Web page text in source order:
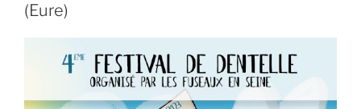
de
Marcoussis »
(Eure)